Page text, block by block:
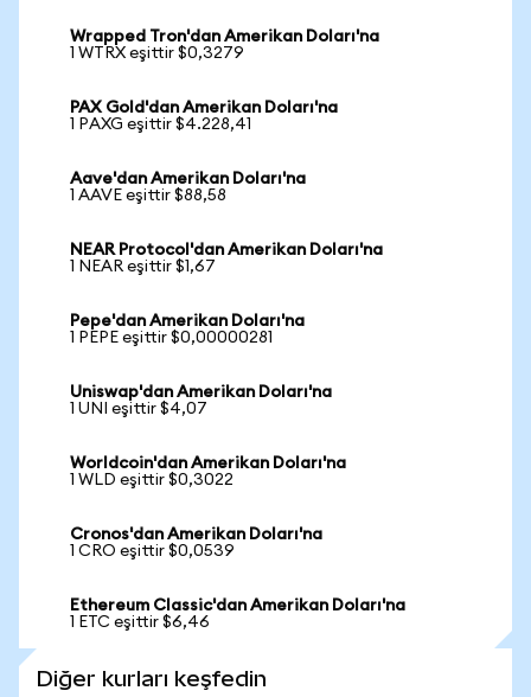
Wrapped Tron'dan Amerikan Doları'na
1 WTRX eşittir $0,3279
PAX Gold'dan Amerikan Doları'na
1 PAXG eşittir $4.228,41
Aave'dan Amerikan Doları'na
1 AAVE eşittir $88,58
NEAR Protocol'dan Amerikan Doları'na
1 NEAR eşittir $1,67
Pepe'dan Amerikan Doları'na
1 PEPE eşittir $0,00000281
Uniswap'dan Amerikan Doları'na
1 UNI eşittir $4,07
Worldcoin'dan Amerikan Doları'na
1 WLD eşittir $0,3022
Cronos'dan Amerikan Doları'na
1 CRO eşittir $0,0539
Ethereum Classic'dan Amerikan Doları'na
1 ETC eşittir $6,46
Diğer kurları keşfedin